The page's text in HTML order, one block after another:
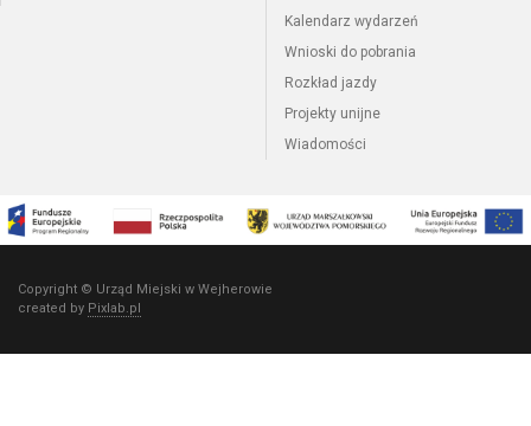
Kalendarz wydarzeń
Wnioski do pobrania
Rozkład jazdy
Projekty unijne
Wiadomości
Copyright © Urząd Miejski w Wejherowie
created by Pixlab.pl